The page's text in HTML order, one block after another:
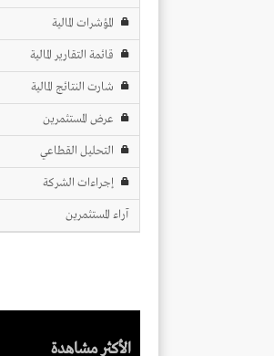
المؤشرات المالية
قائمة التقارير المالية
شارت النتائج المالية
عرض المستثمرين
التحليل القطاعي
إجراءات الشركة
آراء المستثمرين
الأكثر مشاهدة